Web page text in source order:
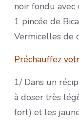
noir fondu
1 pincée de
Vermicelles de
Préchauffez
1/ Dans un
à doser très
fort) et les